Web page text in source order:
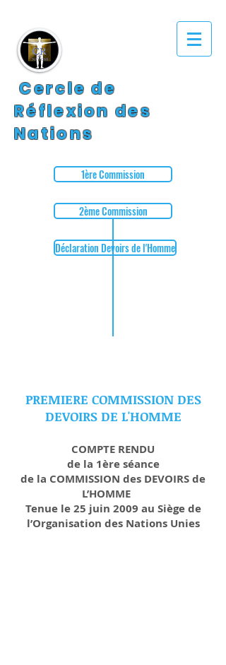
Cercle de
Réflexion des
Nations
1ère Commission
2ème Commission
Déclaration Devoirs de l'Homme
PREMIERE COMMISSION DES
DEVOIRS DE L'HOMME
COMPTE RENDU
de la 1ère séance
de la COMMISSION des DEVOIRS de
L’HOMME
Tenue le 25 juin 2009 au Siège de
l’Organisation des Nations Unies